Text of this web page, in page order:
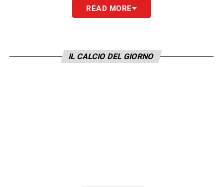
LA PLAYLIST DELLE NOSTRE TOP NEWS
READ MORE
IL CALCIO DEL GIORNO